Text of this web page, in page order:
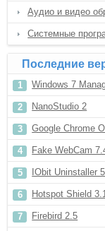
Аудио и видео
Системные
Последние
Windows 7
NanoStudio 2
Google Chrome
Fake WebCam
IObit Uninstaller
Hotspot Shield
Firebird 2.5